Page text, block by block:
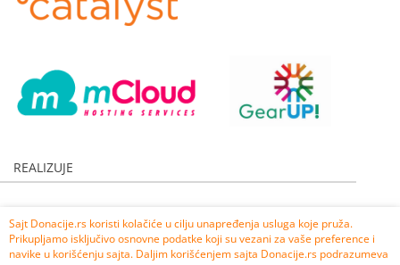
Udruženje za političke nauke Srbije
Zbor Stepa
Jelena Stoiljković 1.000,00 RSD
2.000,00 RSD
Lana Marić
Anonimno 5.000,00 RSD
Anonimno 1.000,00 RSD
REALIZUJE
Sajt Donacije.rs koristi kolačiće u cilju unapređenja usluga koje pruža.
Prikupljamo isključivo osnovne podatke koji su vezani za vaše preference i
navike u korišćenju sajta. Daljim korišćenjem sajta Donacije.rs podrazumeva